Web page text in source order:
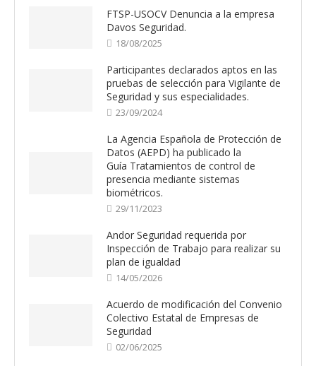
FTSP-USOCV Denuncia a la empresa
Davos Seguridad.
18/08/2025
Participantes declarados aptos en las
pruebas de selección para Vigilante de
Seguridad y sus especialidades.
23/09/2024
La Agencia Española de Protección de
Datos (AEPD) ha publicado la
Guía Tratamientos de control de
presencia mediante sistemas
biométricos.
29/11/2023
Andor Seguridad requerida por
Inspección de Trabajo para realizar su
plan de igualdad
14/05/2026
Acuerdo de modificación del Convenio
Colectivo Estatal de Empresas de
Seguridad
02/06/2025